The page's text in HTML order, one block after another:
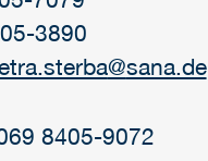
3890
@sana.de
8405-9072